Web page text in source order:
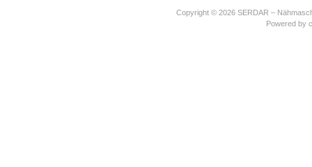
Copyright © 2026 SERDAR –
Powered by